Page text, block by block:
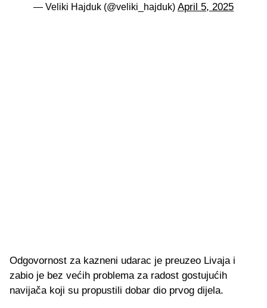
— Veliki Hajduk (@veliki_hajduk) April 5, 2025
Odgovornost za kazneni udarac je preuzeo Livaja i
zabio je bez većih problema za radost gostujućih
navijača koji su propustili dobar dio prvog dijela.